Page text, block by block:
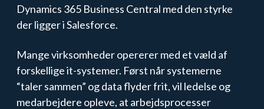
Dynamics 365 Business Central med den styrke
der ligger i Salesforce.
Mange virksomheder opererer med et væld af
forskellige it-systemer. Først når systemerne
“taler sammen” og data flyder frit, vil ledelse og
medarbejdere opleve, at arbejdsprocesser